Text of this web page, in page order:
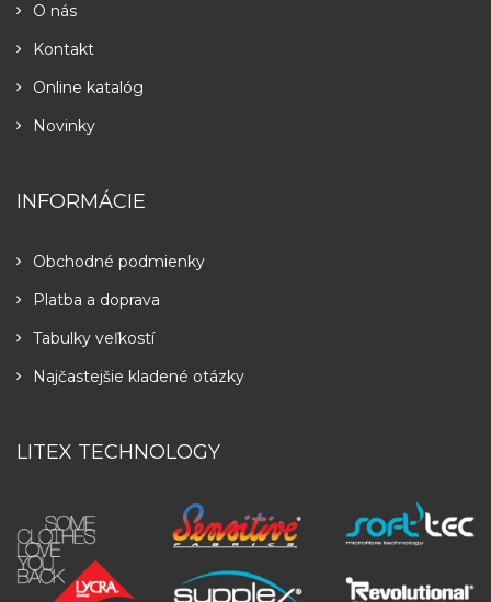
O nás
Kontakt
Online katalóg
Novinky
INFORMÁCIE
Obchodné podmienky
Platba a doprava
Tabulky veľkostí
Najčastejšie kladené otázky
LITEX TECHNOLOGY